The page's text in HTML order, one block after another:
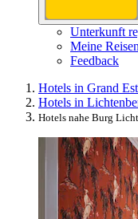
Unterkunft
Meine Reisen
Feedback
Hotels in Grand Est
Hotels in
Hotels nahe Burg